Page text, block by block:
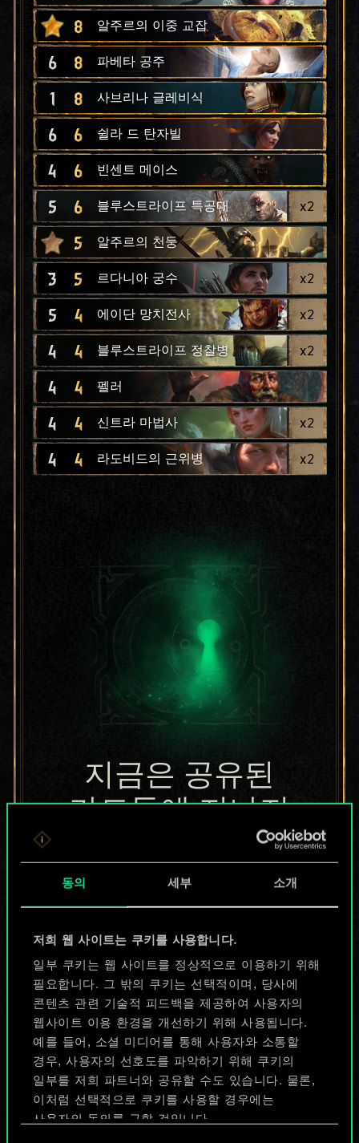
동의 세부 소개
저희 웹 사이트는 쿠키를 사용합니다.
일부 쿠키는 웹 사이트를 정상적으로 이용하기 위해
필요합니다. 그 밖의 쿠키는 선택적이며, 당사에
콘텐츠 관련 기술적 피드백을 제공하여 사용자의
웹사이트 이용 환경을 개선하기 위해 사용됩니다.
예를 들어, 소셜 미디어를 통해 사용자와 소통할
경우, 사용자의 선호도를 파악하기 위해 쿠키의
일부를 저희 파트너와 공유할 수도 있습니다. 물론,
이처럼 선택적으로 쿠키를 사용할 경우에는
사용자의 동의를 구할 것입니다.
8 알주르의 이중 교잡
6 8 파베타 공주
1 8 사브리나 글레비식
6 6 쉴라 드 탄자빌
4 6 빈센트 메이스
5 6 블루스트라이프 특공대 x2
5 알주르의 천둥
3 5 르다니아 궁수 x2
5 4 에이단 망치전사 x2
4 4 블루스트라이프 정찰병 x2
4 4 펠러
4 4 신트라 마법사 x2
4 4 라도비드의 근위병 x2
지금은 공유된
카드들에 지나지
무궁무진한
가능성을 가지고
있습니다!
덱 이름 짓기 & 가이드 작성하기
덱 편집
또는